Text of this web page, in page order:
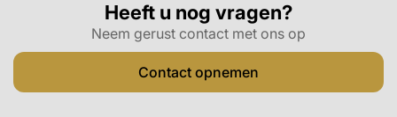
Heeft u nog vragen?
Neem gerust contact met ons op
Contact opnemen